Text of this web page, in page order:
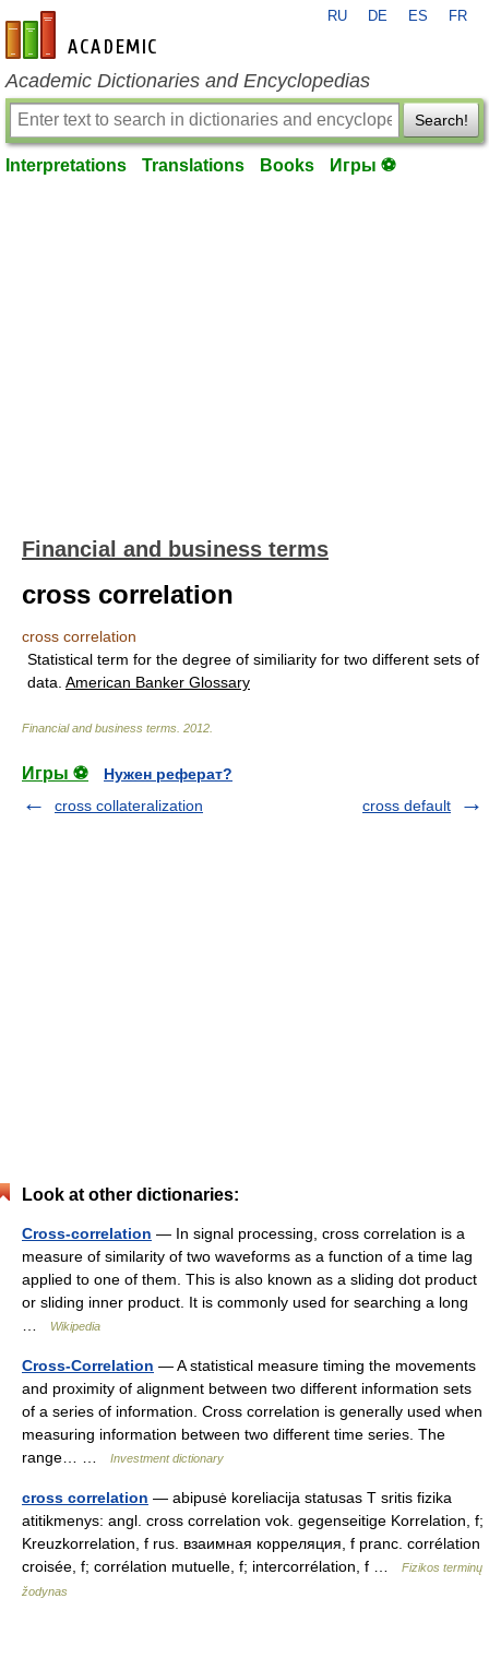
en-academic.com
RU DE ES FR
Academic Dictionaries and Encyclopedias
Search!
Interpretations Translations Books Игры ⚽
Financial and business terms
cross correlation
cross correlation
Statistical term for the degree of similiarity for two different sets of
data. American Banker Glossary
Financial and business terms 2012
Игры ⚽
Нужен реферат?
cross collateralization
cross default
Look at other dictionaries:
Cross-correlation — In signal processing, cross correlation is a
measure of similarity of two waveforms as a function of a time lag
applied to one of them. This is also known as a sliding dot product
or sliding inner product. It is commonly used for searching a long
Wikipedia
Cross-Correlation — A statistical measure timing the movements
and proximity of alignment between two different information sets
of a series of information. Cross correlation is generally used when
measuring information between two different time series. The
range… …
Investment dictionary
cross correlation — abipusė koreliacija statusas T sritis fizika
atitikmenys: angl. cross correlation vok. gegenseitige Korrelation, f;
Kreuzkorrelation, f rus. взаимная корреляция, f pranc. corrélation
croisée, f; corrélation mutuelle, f; intercorrélation, f …
Fizikos terminų
žodynas